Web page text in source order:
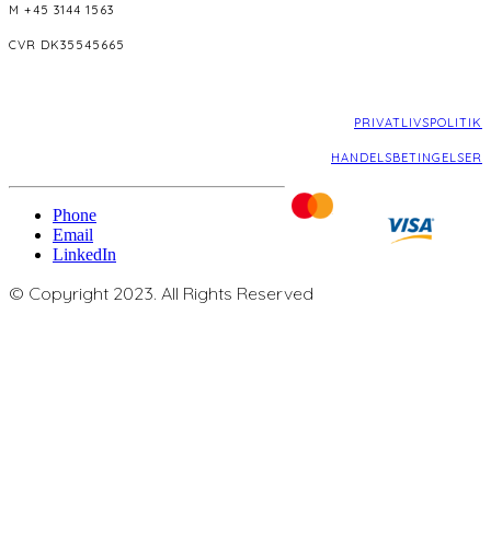
M +45 3144 1563
CVR DK35545665
PRIVATLIVSPOLITIK
HANDELSBETINGELSER
Phone
Email
LinkedIn
© Copyright 2023. All Rights Reserved